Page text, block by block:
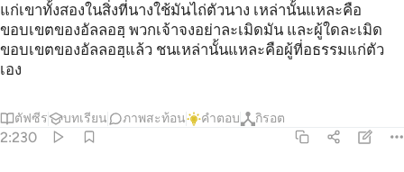
แก่เขาทั้งสองในสิ่งที่นางใช้มันไถ่ตัวนาง เหล่านั้นแหละคือ
ขอบเขตของอัลลอฮฺ พวกเจ้าจงอย่าละเมิดมัน และผู้ใดละเมิด
ขอบเขตของอัลลอฮฺแล้ว ชนเหล่านั้นแหละคือผู้ที่อธรรมแก่ตัว
เอง
ตัฟซีร บทเรียน ภาพสะท้อน คำตอบ กิรอต
2:230